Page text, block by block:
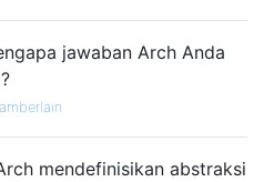
jawaban Arch Anda
mendefinisikan abstraksi